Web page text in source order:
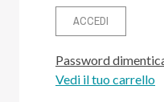
Password
Vedi il tuo carrello